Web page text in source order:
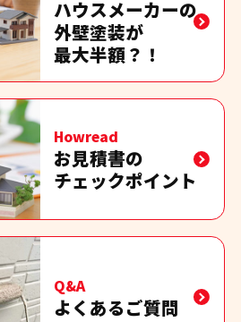
ハウスメーカーの
外壁塗装が
最大半額？！
Howread
お見積書の
チェックポイント
Q&A
よくあるご質問